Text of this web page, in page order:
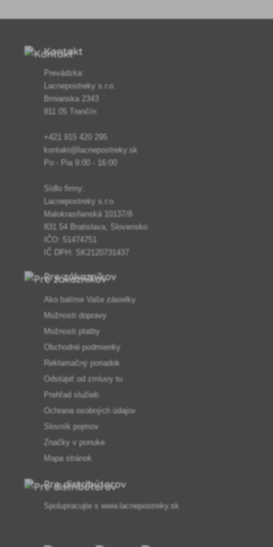
Kontakt
Prevádzka:
Lacnepostreky s.r.o.
Brnianska 2343
911 05 Trenčín
+421 915 420 295
kontakt@lacnepostreky.sk
Po - Pia 9:00 - 16:00
Sídlo firmy:
Lacnepostreky s.r.o.
Malokrasňanská 10137/8
831 54 Bratislava, Slovensko
IČO: 51474751
IČ DPH: SK2120731437
Pre zákazníkov
Ako balíme Vaše zásielky
Možnosti dopravy
Možnosti platby
Obchodné podmienky
Reklamačný poriadok
Odstúpiť od zmluvy tu
Prehľad služieb
Ochrana osobných údajov
Slovník pojmov
Značky v ponuke
Mapa stránok
Pre distribútorov
Spolupracujte s www.lacnepostreky.sk